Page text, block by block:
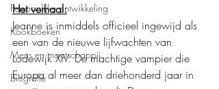
Persoonlijke ontwikkeling
Kookboeken
Mens en maatschappij
Biografie
Het verhaal:
Jeanne is inmiddels officieel ingewijd als
een van de nieuwe lijfwachten van
Lodewijk XIV. De machtige vampier die
Europa al meer dan driehonderd jaar in